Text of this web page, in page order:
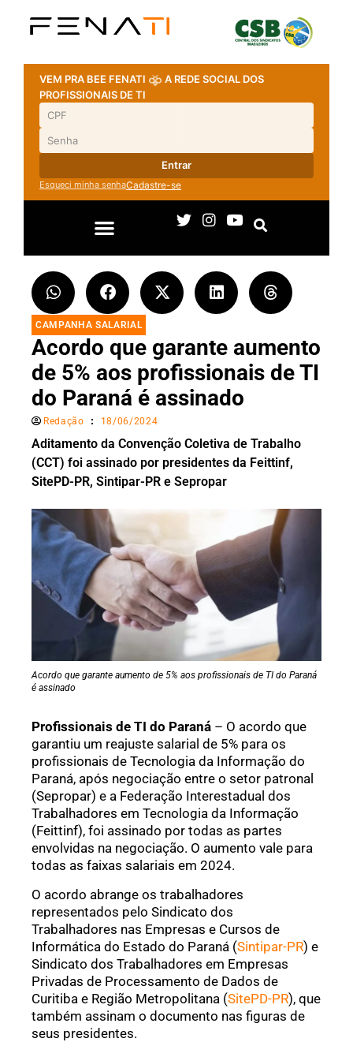
VEM PRA BEE FENATI
A REDE SOCIAL DOS
PROFISSIONAIS DE TI
Entrar
Esqueci minha senhaCadastre-se
CAMPANHA SALARIAL
Acordo que garante aumento
de 5% aos profissionais de TI
do Paraná é assinado
Redação 18/06/2024
Aditamento da Convenção Coletiva de Trabalho
(CCT) foi assinado por presidentes da Feittinf,
SitePD-PR, Sintipar-PR e Sepropar
Acordo que garante aumento de 5% aos profissionais de TI do Paraná
é assinado
Profissionais de TI do Paraná – O acordo que
garantiu um reajuste salarial de 5% para os
profissionais de Tecnologia da Informação do
Paraná, após negociação entre o setor patronal
(Sepropar) e a Federação Interestadual dos
Trabalhadores em Tecnologia da Informação
(Feittinf), foi assinado por todas as partes
envolvidas na negociação. O aumento vale para
todas as faixas salariais em 2024.
O acordo abrange os trabalhadores
representados pelo Sindicato dos
Trabalhadores nas Empresas e Cursos de
Informática do Estado do Paraná (Sintipar-PR) e
Sindicato dos Trabalhadores em Empresas
Privadas de Processamento de Dados de
Curitiba e Região Metropolitana (SitePD-PR), que
também assinam o documento nas figuras de
seus presidentes.